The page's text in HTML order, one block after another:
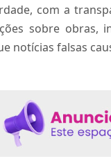
com a
sobre obras,
notícias falsas